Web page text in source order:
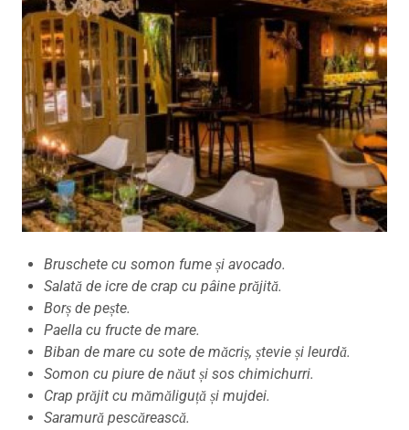
Bruschete cu somon fume și avocado.
Salată de icre de crap cu pâine prăjită.
Borș de pește.
Paella cu fructe de mare.
Biban de mare cu sote de măcriș, ștevie și leurdă.
Somon cu piure de năut și sos chimichurri.
Crap prăjit cu mămăliguță și mujdei.
Saramură pescărească.